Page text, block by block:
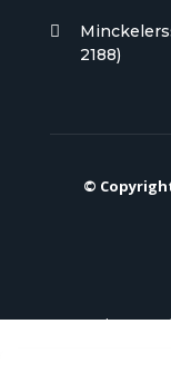

2188)
©
Privacy